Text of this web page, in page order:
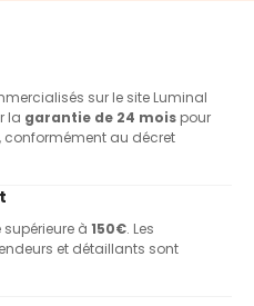
sur le site Luminal
la garantie de 24 mois pour
conformément au décret
à 150€. Les
et détaillants sont